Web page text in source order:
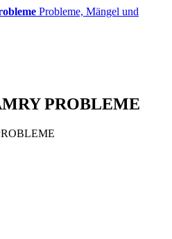
Probleme, Mängel und
PROBLEME